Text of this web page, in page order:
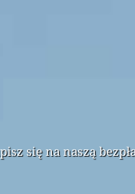
się na naszą